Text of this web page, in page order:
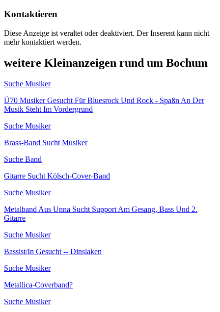
Kontaktieren
Diese Anzeige ist veraltet oder deaktiviert. Der Inserent kann nicht
mehr kontaktiert werden.
weitere Kleinanzeigen rund um Bochum
Suche Musiker
Ü70 Musiker Gesucht Für Bluesrock Und Rock - Spaßn An Der
Musik Steht Im Vordergrund
Suche Musiker
Brass-Band Sucht Musiker
Suche Band
Gitarre Sucht Kölsch-Cover-Band
Suche Musiker
Metalband Aus Unna Sucht Support Am Gesang, Bass Und 2.
Gitarre
Suche Musiker
Bassist/In Gesucht -- Dinslaken
Suche Musiker
Metallica-Coverband?
Suche Musiker